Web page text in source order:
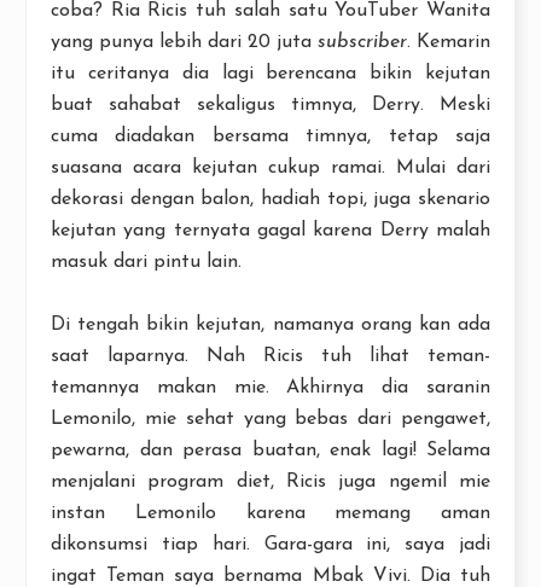
coba? Ria Ricis tuh salah satu YouTuber Wanita
yang punya lebih dari 20 juta subscriber. Kemarin
itu ceritanya dia lagi berencana bikin kejutan
buat sahabat sekaligus timnya, Derry. Meski
cuma diadakan bersama timnya, tetap saja
suasana acara kejutan cukup ramai. Mulai dari
dekorasi dengan balon, hadiah topi, juga skenario
kejutan yang ternyata gagal karena Derry malah
masuk dari pintu lain.
Di tengah bikin kejutan, namanya orang kan ada
saat laparnya. Nah Ricis tuh lihat teman-
temannya makan mie. Akhirnya dia saranin
Lemonilo, mie sehat yang bebas dari pengawet,
pewarna, dan perasa buatan, enak lagi! Selama
menjalani program diet, Ricis juga ngemil mie
instan Lemonilo karena memang aman
dikonsumsi tiap hari. Gara-gara ini, saya jadi
ingat Teman saya bernama Mbak Vivi. Dia tuh